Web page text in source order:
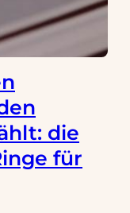
die
für